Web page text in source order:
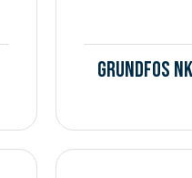
Grundfos